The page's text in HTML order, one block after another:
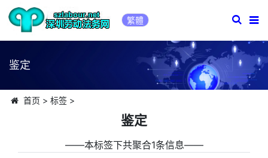
繁體
鉴定
首页 > 标签>
鉴定
――本标签下共聚合1条信息――